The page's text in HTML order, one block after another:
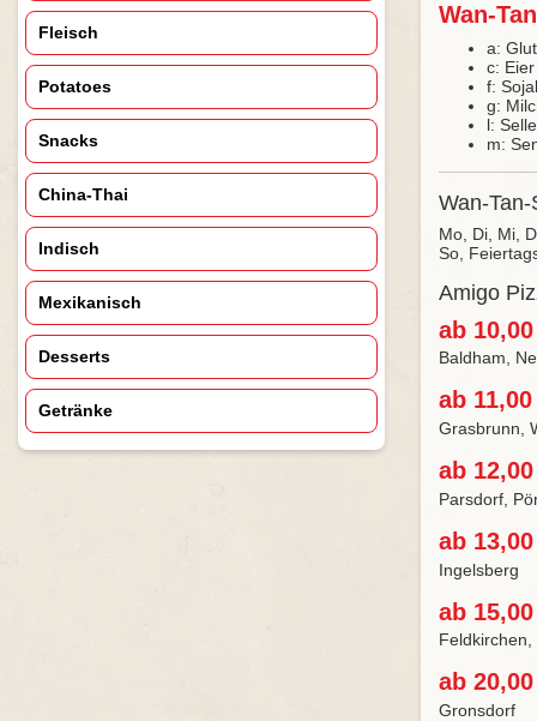
Fleisch
Potatoes
Snacks
China-Thai
Indisch
Mexikanisch
Desserts
Getränke
Wan-
a:
c:
f:
g:
l:
m:
Wan-
Mo, Di, Mi,
So,
Amigo
ab
Baldham,
ab
Grasbrunn,
ab
Parsdorf,
ab
Ingelsberg
ab
ab
Gronsdorf